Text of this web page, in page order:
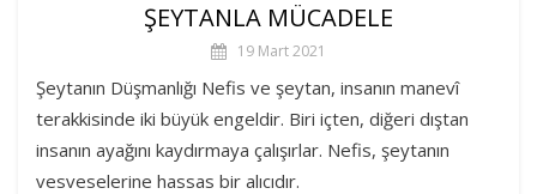
ŞEYTANLA MÜCADELE
19 Mart 2021
Şeytanın Düşmanlığı Nefis ve şeytan, insanın manevî
terakkisinde iki büyük engeldir. Biri içten, diğeri dıştan
insanın ayağını kaydırmaya çalışırlar. Nefis, şeytanın
vesveselerine hassas bir alıcıdır.